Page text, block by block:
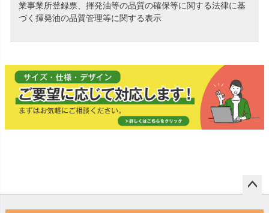
業事業所登録票、揮発油等の品質の確保等に関する法律に基
づく揮発油の品質管理等に関する表示